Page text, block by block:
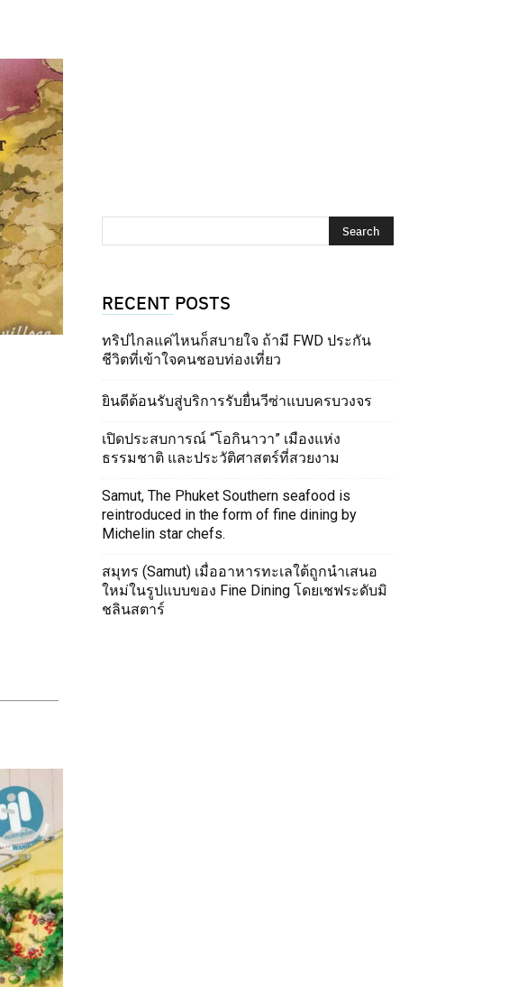
RECENT POSTS
ทริปไกลแค่ไหนก็สบายใจ ถ้ามี FWD ประกัน
ชีวิตที่เข้าใจคนชอบท่องเที่ยว
ยินดีต้อนรับสู่บริการรับยื่นวีซ่าแบบครบวงจร
เปิดประสบการณ์ “โอกินาวา” เมืองแห่ง
ธรรมชาติ และประวัติศาสตร์ที่สวยงาม
Samut, The Phuket Southern seafood is
reintroduced in the form of fine dining by
Michelin star chefs.
สมุทร (Samut) เมื่ออาหารทะเลใต้ถูกนำเสนอ
ใหม่ในรูปแบบของ Fine Dining โดยเชฟระดับมิ
ชลินสตาร์